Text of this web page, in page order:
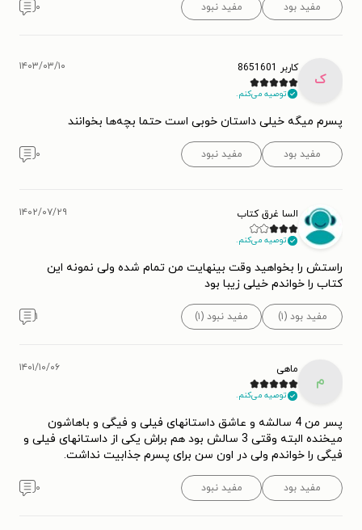
مفید بود مفید نبود ۰
ک
کاربر 8651601
توصیه می‌کنم.
۱۴۰۳/۰۳/۱۰
پسرم میگه خیلی داستان خوبی است حتما بچه‌ها بخوانند
مفید بود مفید نبود ۰
السا غرق کتاب
توصیه می‌کنم.
۱۴۰۲/۰۷/۲۹
راستش را بخواهید وقت بینهایت من تمام شده ولی نمونه این
کتاب را خواندم خیلی زیبا بود
مفید بود (۱) مفید نبود (۱) ۱
م
ماهی
توصیه می‌کنم.
۱۴۰۱/۱۰/۰۶
پسر من 4 سالشه و عاشق داستانهای فیلی و فیگی و باهاشون
میخنده البته وقتی 3 سالش بود هم براش یکی از داستانهای فیلی و
فیگی را خواندم ولی در اون سن برای پسرم جذابیت نداشت.
مفید بود مفید نبود ۰